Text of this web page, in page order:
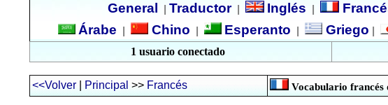
General
Traductor| Inglés
Árabe
Chino Esperanto Griego
1 usuario conectado
<<Volver Principal >> Francés Vocabulario francés